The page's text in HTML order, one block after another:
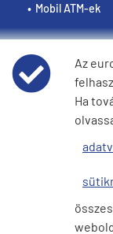
Mobil ATM-ek
Policies
Weboldal
Cookie
Az
Ha